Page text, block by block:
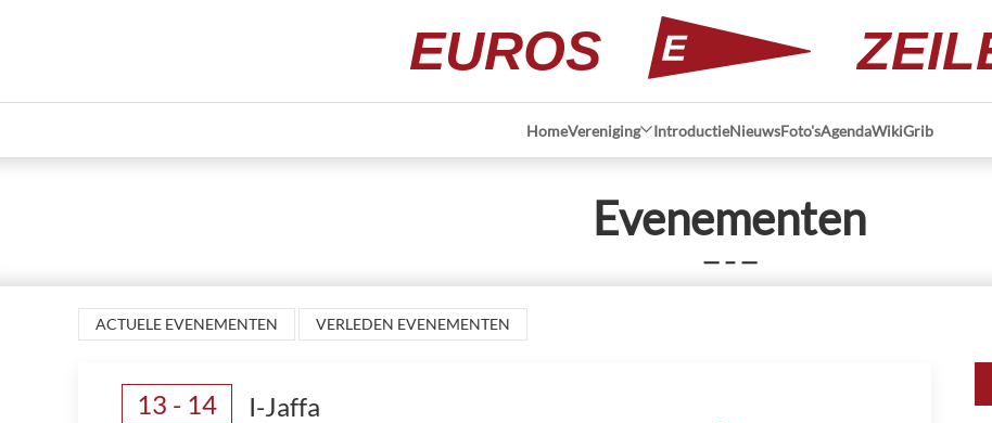
EUROS
HomeVereniging IntroductieNieuwsFoto'sAgendaWikiGrib
Evenementen
— – —
ACTUELE EVENEMENTEN VERLEDEN EVENEMENTEN
13 - 14 I-Jaffa